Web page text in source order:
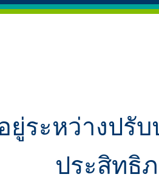
ยู่ระหว่างปรั
ประสิทธิ